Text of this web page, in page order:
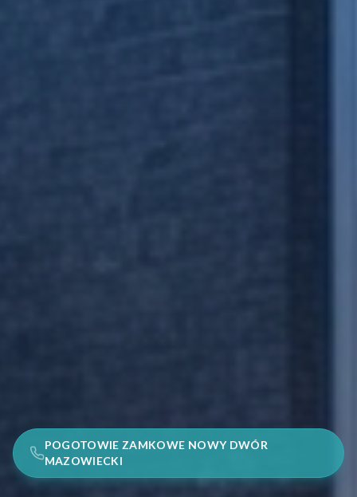
POGOTOWIE ZAMKOWE NOWY DWÓR
MAZOWIECKI